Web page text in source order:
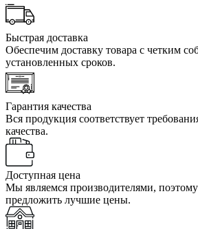
Быстрая доставка
Обеспечим доставку товара с четким
установленных сроков.
Гарантия качества
Вся продукция соответствует
качества.
Доступная цена
Мы являемся производителями,
предложить лучшие цены.